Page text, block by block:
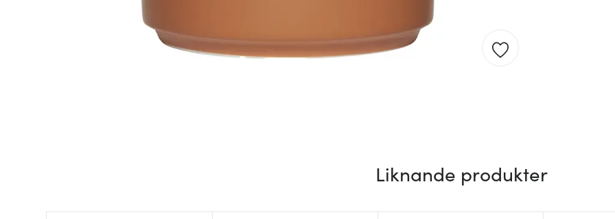
Liknande produkter